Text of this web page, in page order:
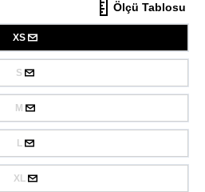
Ölçü Tablosu
XS
S
M
L
XL